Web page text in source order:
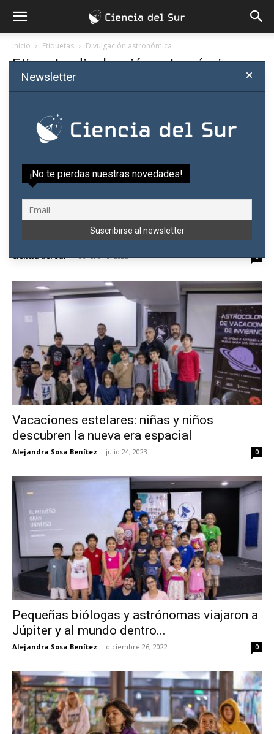
Inicio Etiquetas Divulgación astronómica
Etiqueta: divulgación astronómica
Astronomía Paraguay celebrará 15 años
con una charla sobre vida ET...
Ciencia del Sur - febrero 10, 2025 0
Vacaciones estelares: niñas y niños
descubren la nueva era espacial
Alejandra Sosa Benítez - julio 24, 2023 0
Pequeñas biólogas y astrónomas viajaron a
Júpiter y al mundo dentro...
Alejandra Sosa Benítez - diciembre 26, 2022 0
Newsletter
¡No te pierdas nuestras novedades!